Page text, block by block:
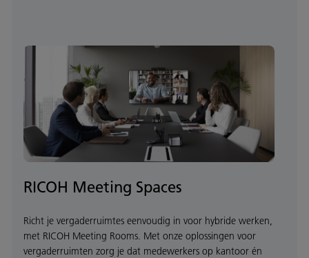
RICOH Meeting Spaces
Richt je vergaderruimtes eenvoudig in voor hybride werken,
met RICOH Meeting Rooms. Met onze oplossingen voor
vergaderruimten zorg je dat medewerkers op kantoor én